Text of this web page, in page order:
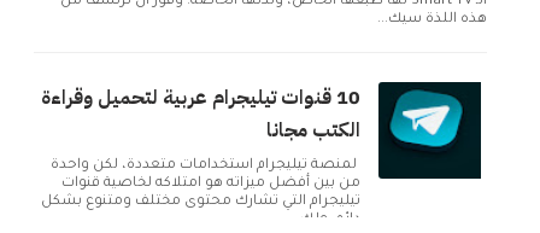
هذه اللذة سيك...
10 قنوات تيليجرام عربية لتحميل وقراءة
الكتب مجانا
لمنصة تيليجرام استخدامات متعددة، لكن واحدة
من بين أفضل ميزاته هو امتلاكه لخاصية قنوات
تيليجرام التي تشارك محتوى مختلف ومتنوع بشكل
دائم. ولك...